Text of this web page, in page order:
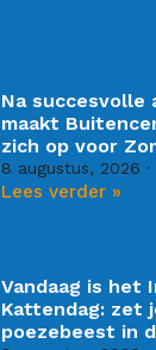
Na succesvolle
maakt
zich op voor
8 augustus, 2026
Lees verder »
Vandaag is het
Kattendag: zet
poezebeest in